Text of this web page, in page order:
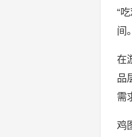
“
间。
在
品
需
鸡